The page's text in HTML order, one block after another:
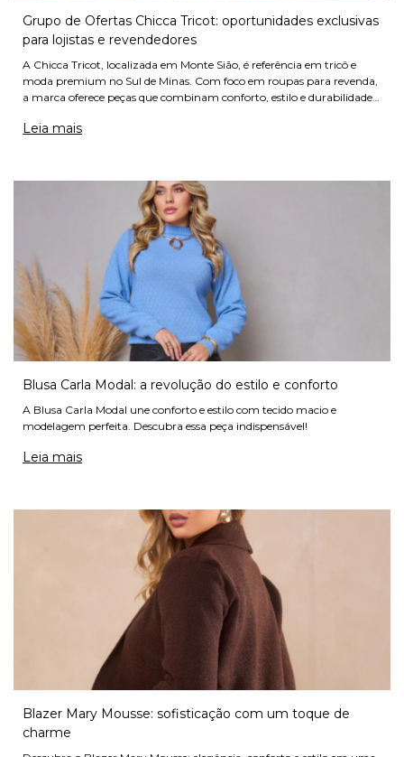
Grupo de Ofertas Chicca Tricot: oportunidades exclusivas
para lojistas e revendedores
A Chicca Tricot, localizada em Monte Sião, é referência em tricô e
moda premium no Sul de Minas. Com foco em roupas para revenda,
a marca oferece peças que combinam conforto, estilo e durabilidade,
Leia mais
Blusa Carla Modal: a revolução do estilo e conforto
A Blusa Carla Modal une conforto e estilo com tecido macio e
modelagem perfeita. Descubra essa peça indispensável!
Leia mais
Blazer Mary Mousse: sofisticação com um toque de
charme